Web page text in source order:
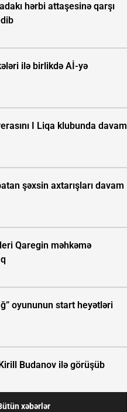
hərbi attaşesinə qarşı
ilə birlikdə Aİ-yə
I Liqa klubunda davam
şəxsin axtarışları davam
Qaregin məhkəmə
oyununun start heyətləri
Budanov ilə görüşüb
xəbərlər